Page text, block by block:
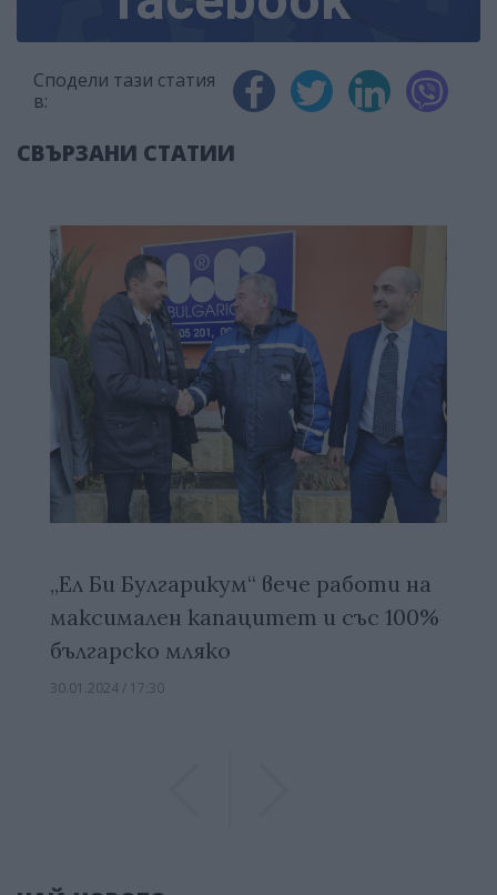
Сподели тази статия
в:
СВЪРЗАНИ СТАТИИ
„Ел Би Булгарикум“ вече работи на
максимален капацитет и със 100%
българско мляко
30.01.2024 / 17:30